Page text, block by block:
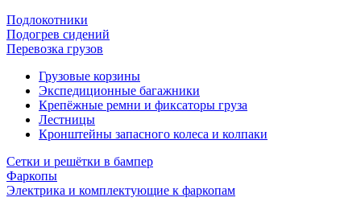
Подлокотники
Подогрев сидений
Перевозка грузов
Грузовые корзины
Экспедиционные багажники
Крепёжные ремни и фиксаторы груза
Лестницы
Кронштейны запасного колеса и колпаки
Сетки и решётки в бампер
Фаркопы
Электрика и комплектующие к фаркопам